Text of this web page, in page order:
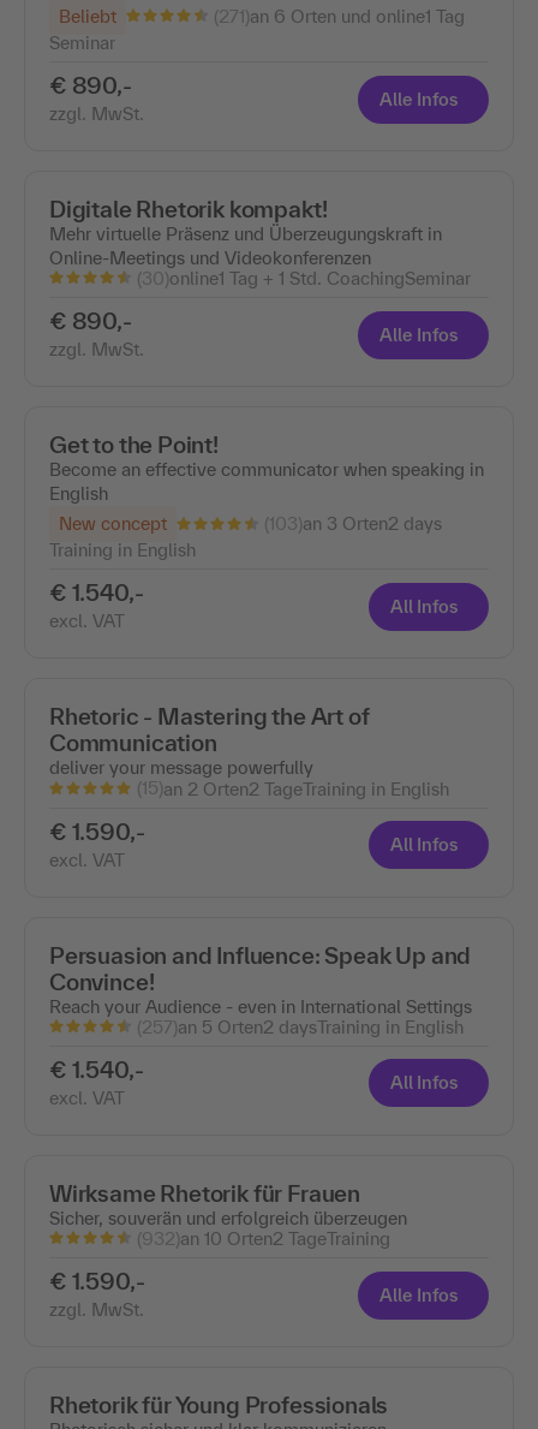
Beliebt (271)an 6 Orten und online1 Tag
Seminar
€ 890,-
zzgl. MwSt.
Alle Infos
Digitale Rhetorik kompakt!
Mehr virtuelle Präsenz und Überzeugungskraft in
Online-Meetings und Videokonferenzen
(30)online1 Tag + 1 Std. CoachingSeminar
€ 890,-
zzgl. MwSt.
Alle Infos
Get to the Point!
Become an effective communicator when speaking in
English
New concept
(103)an 3 Orten2 days
Training in English
€ 1.540,-
excl. VAT
All Infos
Rhetoric - Mastering the Art of
Communication
deliver your message powerfully
(15)an 2 Orten2 TageTraining in English
€ 1.590,-
excl. VAT
All Infos
Persuasion and Influence: Speak Up and
Convince!
Reach your Audience - even in International Settings
(257)an 5 Orten2 daysTraining in English
€ 1.540,-
excl. VAT
All Infos
Wirksame Rhetorik für Frauen
Sicher, souverän und erfolgreich überzeugen
(932)an 10 Orten2 TageTraining
€ 1.590,-
zzgl. MwSt.
Alle Infos
Rhetorik für Young Professionals